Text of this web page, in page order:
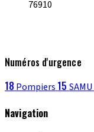
76910
Numéros d'urgence
18 Pompiers 15 SAMU
Navigation